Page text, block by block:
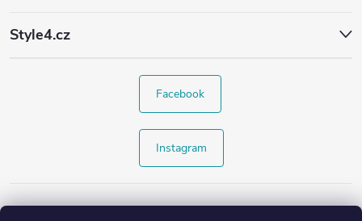
Style4.cz
Facebook
Instagram